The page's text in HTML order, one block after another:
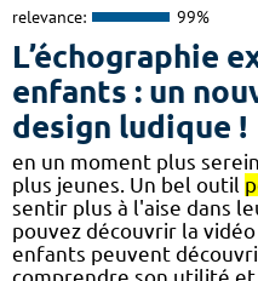
relevance: 99%
L’échographie
enfants : un
design ludique !
en un moment plus
plus jeunes. Un bel outil
sentir plus à l'aise dans
pouvez découvrir la
enfants peuvent